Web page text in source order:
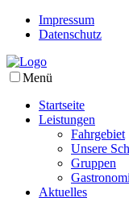
Impressum
Datenschutz
Menü
Startseite
Leistungen
Fahrgebiet
Unsere
Gruppen
Aktuelles